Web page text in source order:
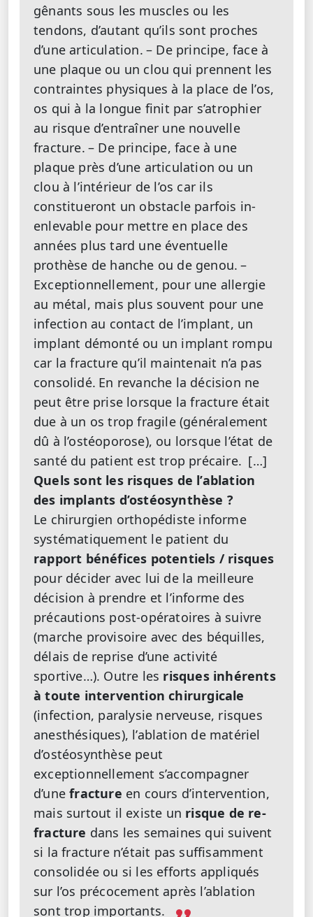
gênants sous les muscles ou les
tendons, d’autant qu’ils sont proches
d’une articulation. – De principe, face à
une plaque ou un clou qui prennent les
contraintes physiques à la place de l’os,
os qui à la longue finit par s’atrophier
au risque d’entraîner une nouvelle
fracture. – De principe, face à une
plaque près d’une articulation ou un
clou à l’intérieur de l’os car ils
constitueront un obstacle parfois in-
enlevable pour mettre en place des
années plus tard une éventuelle
prothèse de hanche ou de genou. –
Exceptionnellement, pour une allergie
au métal, mais plus souvent pour une
infection au contact de l’implant, un
implant démonté ou un implant rompu
car la fracture qu’il maintenait n’a pas
consolidé. En revanche la décision ne
peut être prise lorsque la fracture était
due à un os trop fragile (généralement
dû à l’ostéoporose), ou lorsque l’état de
santé du patient est trop précaire. […]
Quels sont les risques de l’ablation
des implants d’ostéosynthèse ?
Le chirurgien orthopédiste informe
systématiquement le patient du
rapport bénéfices potentiels / risques
pour décider avec lui de la meilleure
décision à prendre et l’informe des
précautions post-opératoires à suivre
(marche provisoire avec des béquilles,
délais de reprise d’une activité
sportive…). Outre les risques inhérents
à toute intervention chirurgicale
(infection, paralysie nerveuse, risques
anesthésiques), l’ablation de matériel
d’ostéosynthèse peut
exceptionnellement s’accompagner
d’unefracture en cours d’intervention,
mais surtout il existe un risque de re-
fracture dans les semaines qui suivent
si la fracture n’était pas suffisamment
consolidée ou si les efforts appliqués
sur l’os précocement après l’ablation
sont trop importants.